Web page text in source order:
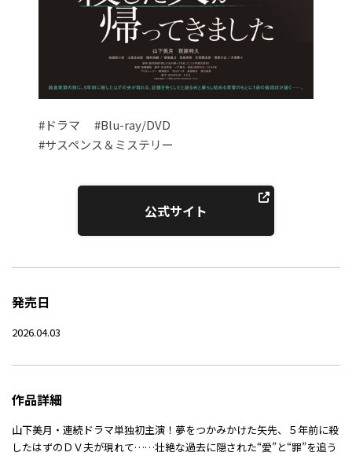
#ドラマ
#Blu-ray/DVD
#サスペンス＆ミステリー
公式サイト
発売日
2026.04.03
作品詳細
山下美月・連続ドラマ単独初主演！夢をつかみかけた矢先、５年前に殺
したはずのＤＶ夫が現れて……壮絶な過去に隠された“愛”と“罪”を追う